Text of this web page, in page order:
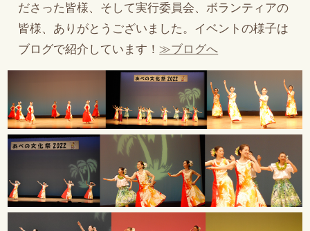
ださった皆様、そして実行委員会、ボランティアの
皆様、ありがとうございました。イベントの様子は
ブログで紹介しています！ ≫ブログへ